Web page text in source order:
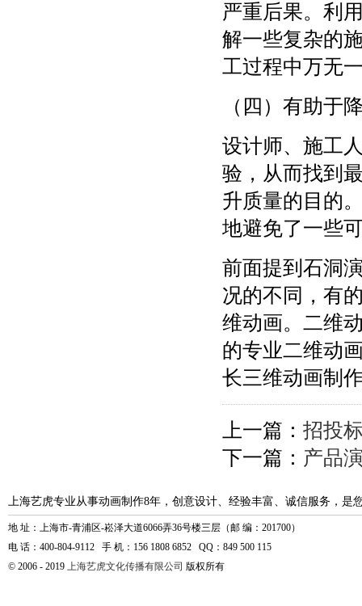
严重后果。利
解一些复杂的
工过程中万无
（四）有助于
设计师、施工
验，从而找到
升质量的目的
地避免了一些
前面提到石洞
况的不同，有
维动画。二维
的专业二维动
长三维动画制
上一篇： 招投
下一篇： 产品
上海艺虎专业从事动画制作8年，创意设计、经验丰富、诚信服务，是
地 址：上海市-青浦区-崧泽大道6066弄36号楼三层（邮 编：201700）
电 话：400-804-9112 手 机：156 1808 6852 QQ：849 500 115
© 2006 - 2019 上海艺虎文化传播有限公司 版权所有